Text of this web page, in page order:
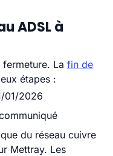
ADSL à
La fin de
étapes :
01/2026
du réseau cuivre
Mettray. Les